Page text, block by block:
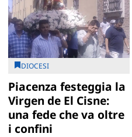
DIOCESI
Piacenza festeggia la
Virgen de El Cisne:
una fede che va oltre
i confini